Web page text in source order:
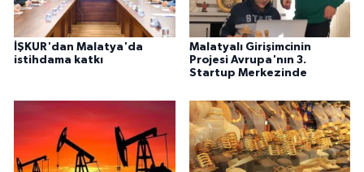
İŞKUR'dan Malatya'da
istihdama katkı
Malatyalı Girişimcinin
Projesi Avrupa'nın 3.
Startup Merkezinde